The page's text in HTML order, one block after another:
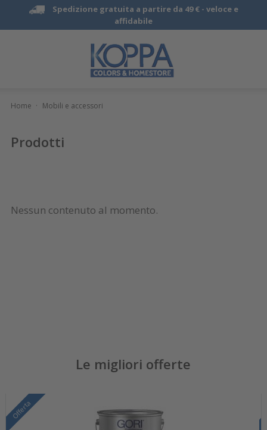
Spedizione gratuita a partire da 49 € - veloce e
affidabile
Home · Mobili e accessori
Prodotti
Nessun contenuto al momento.
Le migliori offerte
Offerta